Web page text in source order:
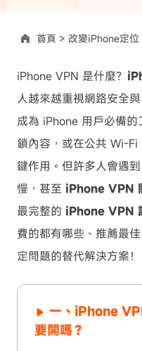
首頁 > 改變iPhone定位
iPhone VPN 是什麼？
人越來越重視網路安全
成為 iPhone 用戶必備
鎖內容，或在公共 Wi-
鍵作用。但許多人會遇
慢，甚至 iPhone VPN
最完整的 iPhone VPN
費的都有哪些、推薦最
定問題的替代解決方案！
一、iPhone
要開嗎？